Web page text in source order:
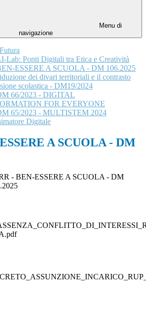
Menu di
navigazione
Lab: Ponti Digitali tra Etica e Creatività
ESSERE A SCUOLA - DM 106.2025
dei divari territoriali e il contrasto
scolastica - DM19/2024
66/2023 - DIGITAL
FOR EVERYONE
65/2023 - MULTISTEM 2024
Digitale
A SCUOLA - DM
- BEN-ESSERE A SCUOLA - DM